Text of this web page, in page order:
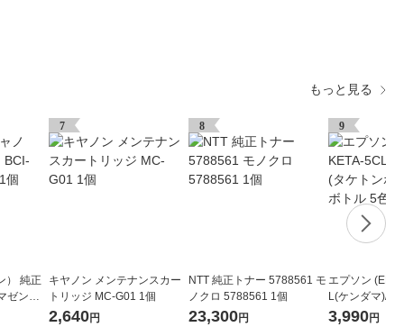
もっと見る
） 純正
ゼンタ 1
7
キヤノン メンテナンスカー
トリッジ MC-G01 1個
2,640円
8
NTT 純正トナー 5788561 モ
ノクロ 5788561 1個
23,300円
9
エプソン
L(ケンダマ)/ (
正インクボト
3,990円